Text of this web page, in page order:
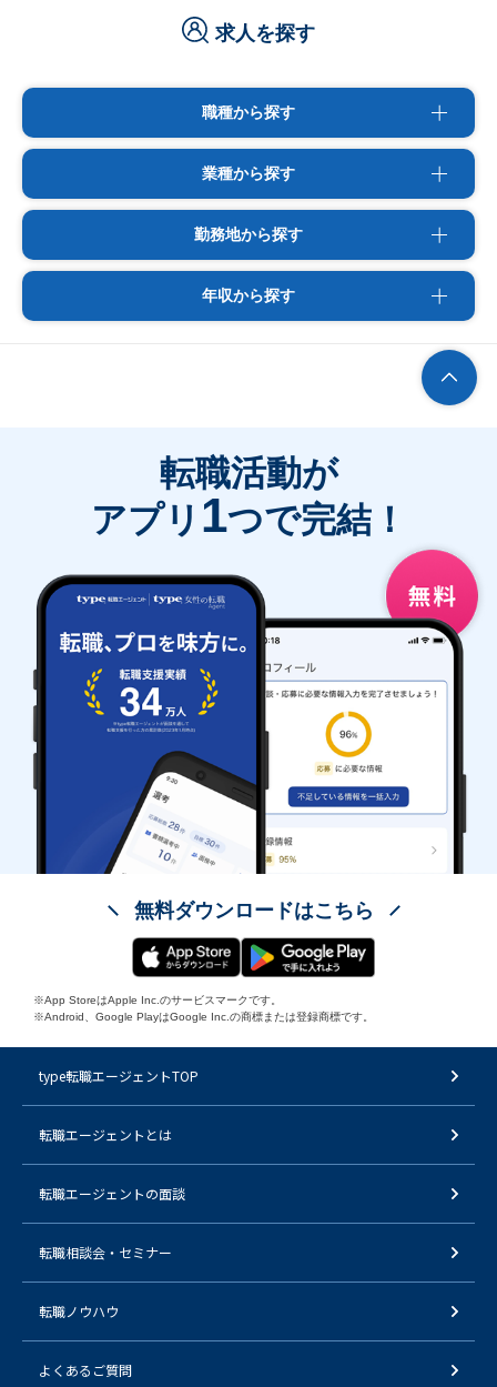
求人を探す
職種から探す
業種から探す
勤務地から探す
年収から探す
転職活動が
アプリ 1つで完結！
無料ダウンロードはこちら
※App StoreはApple Inc.のサービスマークです。
※Android、Google PlayはGoogle Inc.の商標または登録商標です。
type転職エージェントTOP
転職エージェントとは
転職エージェントの面談
転職相談会・セミナー
転職ノウハウ
よくあるご質問